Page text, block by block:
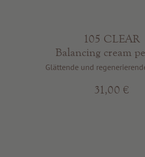
105 CLEAR
Balancing cream
Glättende und
31,00 €